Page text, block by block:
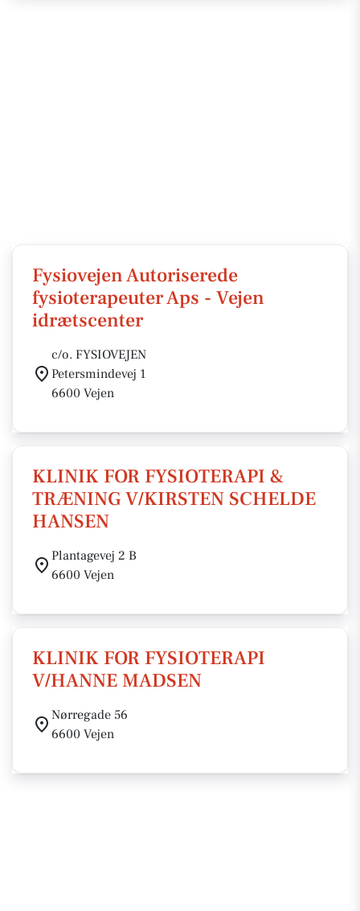
Fysiovejen Autoriserede
fysioterapeuter Aps - Vejen
idrætscenter
c/o. FYSIOVEJEN
Petersmindevej 1
6600 Vejen
KLINIK FOR FYSIOTERAPI &
TRÆNING V/KIRSTEN SCHELDE
HANSEN
Plantagevej 2 B
6600 Vejen
KLINIK FOR FYSIOTERAPI
V/HANNE MADSEN
Nørregade 56
6600 Vejen